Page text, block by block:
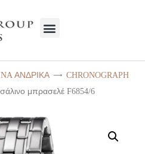
HELLAS
| Κοσμήματα
ΑΝΔΡΙΚΑ
CHRONOGRAPH
μπρασελέ F6854/6